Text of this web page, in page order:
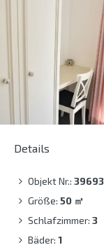
Details
Objekt Nr.: 39693
Größe: 50 ㎡
Schlafzimmer: 3
Bäder: 1